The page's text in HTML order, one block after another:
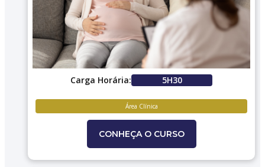
Carga Horária: 5H30
Área Clínica
CONHEÇA O CURSO